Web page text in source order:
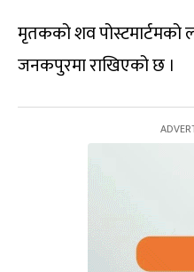
मृतकको शव पोस्टमार्टमको
जनकपुरमा राखिएको छ ।